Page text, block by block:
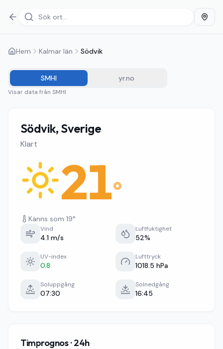
Hem Kalmar län Södvik
SMHI yr.no
Visar data från SMHI
Södvik, Sverige
Klart
21°
Känns som 19°
Vind
4.1 m/s
Luftfuktighet
52%
UV-index
0.8
Lufttryck
1018.5 hPa
Soluppgång
07:30
Solnedgång
16:45
Timprognos · 24h